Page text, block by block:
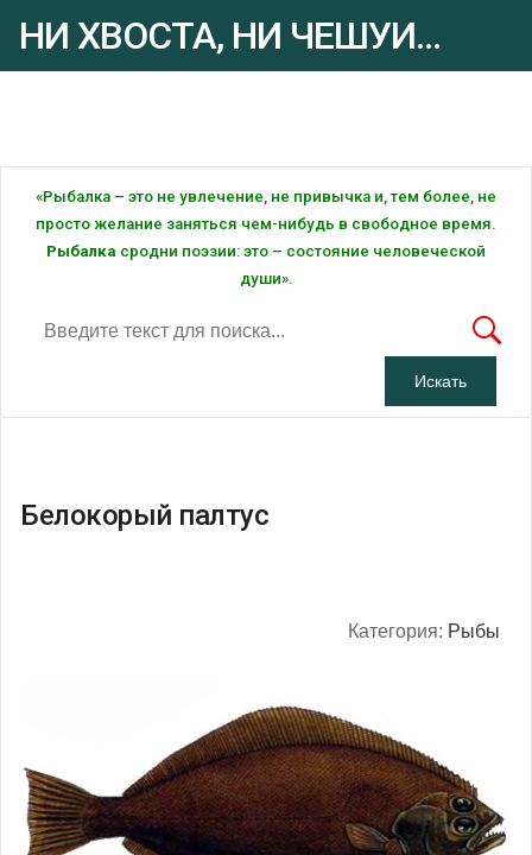
НИ ХВОСТА, НИ ЧЕШУИ...
«Рыбалка – это не увлечение, не привычка и, тем более, не
просто желание заняться чем-нибудь в свободное время.
Рыбалка сродни поэзии: это – состояние человеческой
души».
Белокорый палтус
Категория: Рыбы